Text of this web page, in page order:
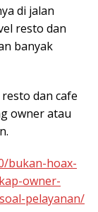
di jalan
resto dan
banyak
dan cafe
owner atau
bukan-hoax-
owner-
pelayanan/